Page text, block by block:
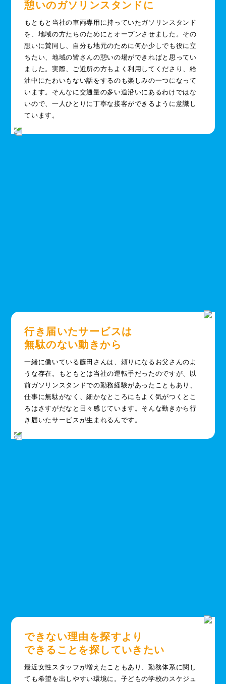
憩いのガソリンスタンドに
もともと当社の車両専用に持っていたガソリンスタンド
を、地域の方たちのためにとオープンさせました。その
想いに賛同し、自分も地元のために何か少しでも役に立
ちたい、地域の皆さんの憩いの場ができればと思ってい
ました。実際、ご近所の方もよく利用してくださり、給
油中にたわいもない話をするのも楽しみの一つになって
います。そんなに交通量の多い道沿いにあるわけではな
いので、一人ひとりに丁寧な接客ができるように意識し
ています。
行き届いたサービスは
無駄のない動きから
一緒に働いている藤田さんは、頼りになるお父さんのよ
うな存在。もともとは当社の運転手だったのですが、以
前ガソリンスタンドでの勤務経験があったこともあり、
仕事に無駄がなく、細かなところにもよく気がつくとこ
ろはさすがだなと日々感じています。そんな動きから行
き届いたサービスが生まれるんです。
できない理由を探すより
できることを探していきたい
最近女性スタッフが増えたこともあり、勤務体系に関し
ても希望を出しやすい環境に。子どもの学校のスケジュ